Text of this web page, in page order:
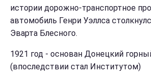
истории дорожно-транспортное
автомобиль Генри Уэллса
Эварта Блесного.
1921 год - основан Донецкий
(впоследствии стал Институтом)